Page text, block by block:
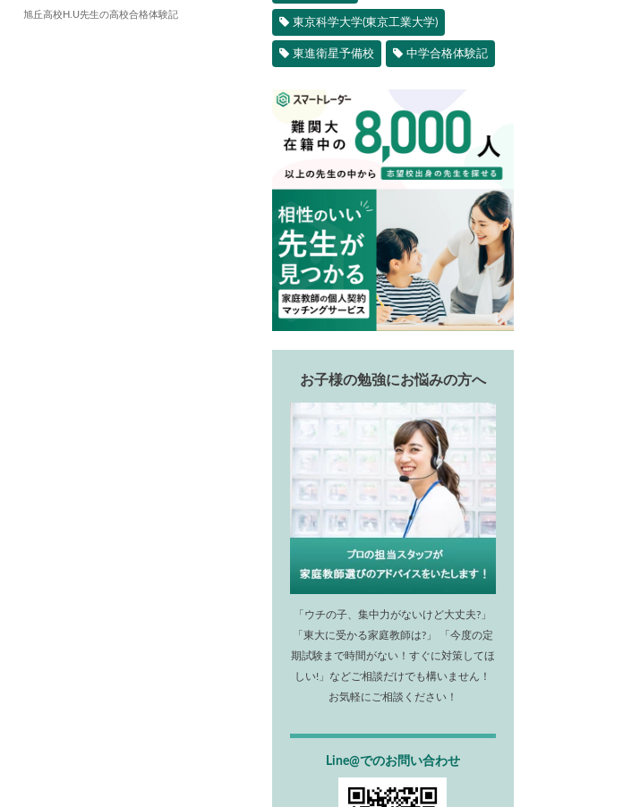
旭丘高校H.U先生の高校合格体験記
東京科学大学(東京工業大学)
東進衛星予備校 中学合格体験記
お子様の勉強にお悩みの方へ
「ウチの子、集中力がないけど大丈夫?」
「東大に受かる家庭教師は?」 「今度の定
期試験まで時間がない！すぐに対策してほ
しい!」などご相談だけでも構いません！
お気軽にご相談ください！
Line@でのお問い合わせ